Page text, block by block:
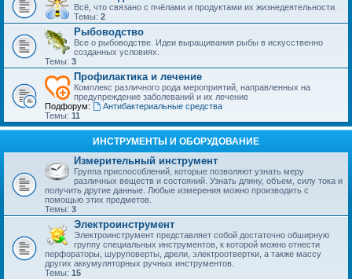
Всё, что связано с пчёлами и продуктами их жизнедеятельности.
Темы: 2
Рыбоводство
Все о рыбоводстве. Идеи выращивания рыбы в искусственно
созданных условиях.
Темы: 3
Профилактика и лечение
Комплекс различного рода мероприятий, направленных на
предупреждение заболеваний и их лечение
Подфорум:
Антибактериальные средства
Темы: 11
ИНСТРУМЕНТЫ И ОБОРУДОВАНИЕ
Измерительный инструмент
Группа приспособлений, которые позволяют узнать меру
различных веществ и состояний. Узнать длину, объем, силу тока и
получить другие данные. Любые измерения можно производить с
помощью этих предметов.
Темы: 3
Электроинструмент
Электроинструмент представляет собой достаточно обширную
группу специальных инструментов, к которой можно отнести
перфораторы, шуруповерты, дрели, электроотвертки, а также массу
других аккумуляторных ручных инструментов.
Темы: 15